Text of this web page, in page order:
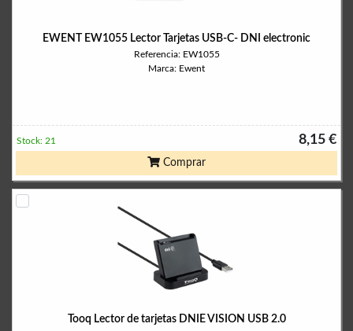
EWENT EW1055 Lector Tarjetas USB-C- DNI electronic
Referencia: EW1055
Marca: Ewent
8,15 €
Stock: 21
Comprar
Tooq Lector de tarjetas DNIE VISION USB 2.0